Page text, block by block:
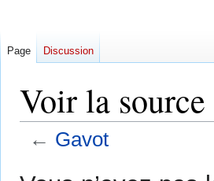
Voir la
← Gavot
Page Discussion